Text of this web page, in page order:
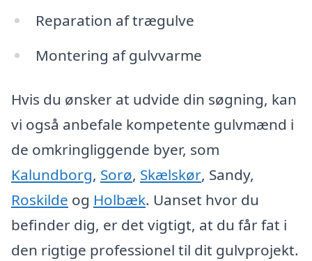
Reparation af trægulve
Montering af gulvvarme
Hvis du ønsker at udvide din søgning, kan
vi også anbefale kompetente gulvmænd i
de omkringliggende byer, som
Kalundborg, Sorø, Skælskør, Sandy,
Roskilde og Holbæk. Uanset hvor du
befinder dig, er det vigtigt, at du får fat i
den rigtige professionel til dit gulvprojekt.